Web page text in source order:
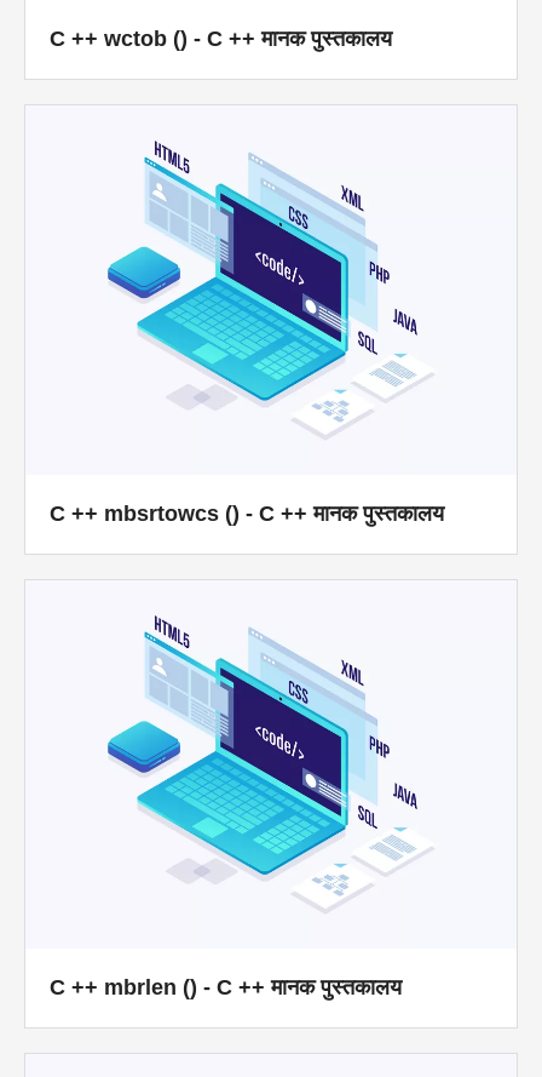
C ++ wctob () - C ++ मानक पुस्तकालय
C ++ mbsrtowcs () - C ++ मानक पुस्तकालय
C ++ mbrlen () - C ++ मानक पुस्तकालय